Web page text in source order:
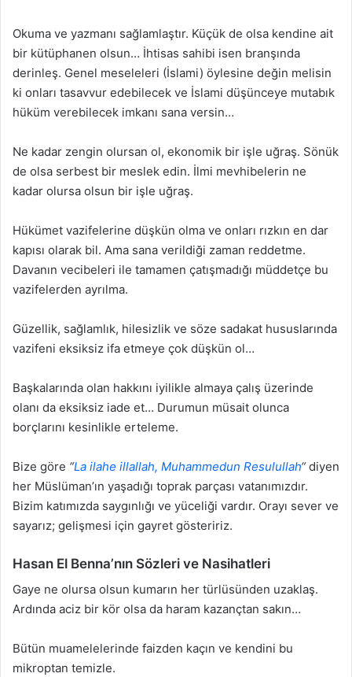
Okuma ve yazmanı sağlamlaştır. Küçük de olsa kendine ait
bir kütüphanen olsun… İhtisas sahibi isen branşında
derinleş. Genel meseleleri (İslami) öylesine değin melisin
ki onları tasavvur edebilecek ve İslami düşünceye mutabık
hüküm verebilecek imkanı sana versin…
Ne kadar zengin olursan ol, ekonomik bir işle uğraş. Sönük
de olsa serbest bir meslek edin. İlmi mevhibelerin ne
kadar olursa olsun bir işle uğraş.
Hükümet vazifelerine düşkün olma ve onları rızkın en dar
kapısı olarak bil. Ama sana verildiği zaman reddetme.
Davanın vecibeleri ile tamamen çatışmadığı müddetçe bu
vazifelerden ayrılma.
Güzellik, sağlamlık, hilesizlik ve söze sadakat hususlarında
vazifeni eksiksiz ifa etmeye çok düşkün ol…
Başkalarında olan hakkını iyilikle almaya çalış üzerinde
olanı da eksiksiz iade et… Durumun müsait olunca
borçlarını kesinlikle erteleme.
Bize göre “La ilahe illallah, Muhammedun Resulullah“diyen
her Müslüman’ın yaşadığı toprak parçası vatanımızdır.
Bizim katımızda saygınlığı ve yüceliği vardır. Orayı sever ve
sayarız; gelişmesi için gayret gösteririz.
Hasan El Benna’nın Sözleri ve Nasihatleri
Gaye ne olursa olsun kumarın her türlüsünden uzaklaş.
Ardında aciz bir kör olsa da haram kazançtan sakın…
Bütün muamelelerinde faizden kaçın ve kendini bu
mikroptan temizle.